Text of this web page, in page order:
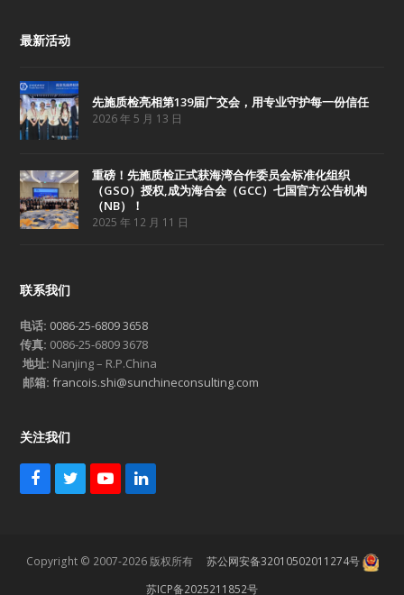
最新活动
先施质检亮相第139届广交会，用专业守护每一份信任
2026 年 5 月 13 日
重磅！先施质检正式获海湾合作委员会标准化组织
（GSO）授权,成为海合会（GCC）七国官方公告机构
（NB）！
2025 年 12 月 11 日
联系我们
电话: 0086-25-6809 3658
传真: 0086-25-6809 3678
地址: Nanjing – R.P.China
邮箱: francois.shi@sunchineconsulting.com
关注我们
F
o
T
e
Y
b
L
d
Copyright © 2007-2026 版权所有 苏公网安备32010502011274号
苏ICP备2025211852号